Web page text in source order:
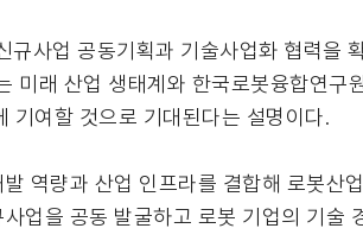
사업 공동기획과 기술사업화 협력을
미래 산업 생태계와 한국로봇융합연구
기여할 것으로 기대된다는 설명이다.
역량과 산업 인프라를 결합해 로봇산
업을 공동 발굴하고 로봇 기업의 기술